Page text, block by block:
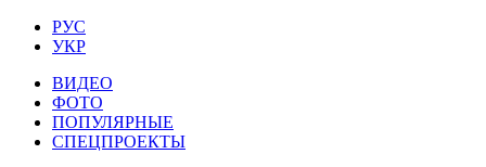
РУС
УКР
ВИДЕО
ФОТО
ПОПУЛЯРНЫЕ
СПЕЦПРОЕКТЫ